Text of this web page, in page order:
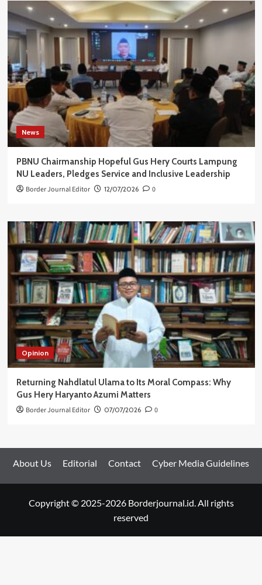
News
PBNU Chairmanship Hopeful Gus Hery Courts Lampung
NU Leaders, Pledges Service and Inclusive Leadership
Border Journal Editor 12/07/2026 0
Opinion
Returning Nahdlatul Ulama to Its Moral Compass: Why
Gus Hery Haryanto Azumi Matters
Border Journal Editor 07/07/2026 0
About Us Editorial Contact Cyber Media Guidelines
Copyright © 2025-2026 Borderjournal.id. All rights
reserved